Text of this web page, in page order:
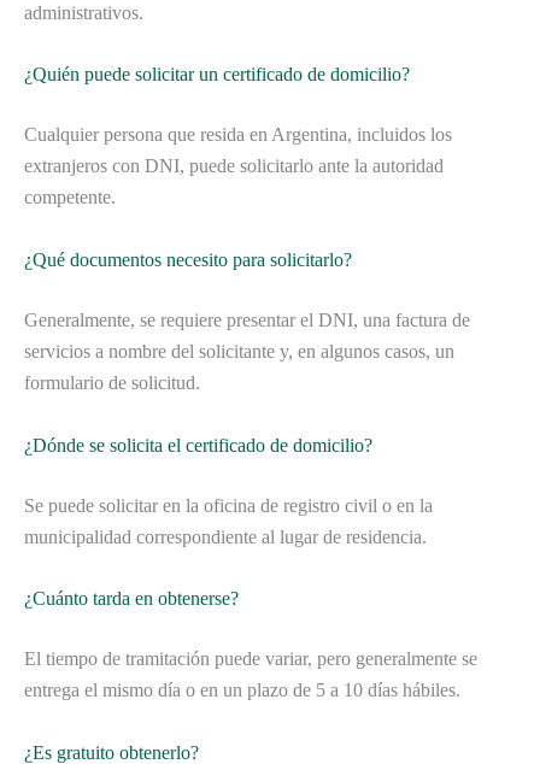
administrativos.
¿Quién puede solicitar un certificado de domicilio?
Cualquier persona que resida en Argentina, incluidos los
extranjeros con DNI, puede solicitarlo ante la autoridad
competente.
¿Qué documentos necesito para solicitarlo?
Generalmente, se requiere presentar el DNI, una factura de
servicios a nombre del solicitante y, en algunos casos, un
formulario de solicitud.
¿Dónde se solicita el certificado de domicilio?
Se puede solicitar en la oficina de registro civil o en la
municipalidad correspondiente al lugar de residencia.
¿Cuánto tarda en obtenerse?
El tiempo de tramitación puede variar, pero generalmente se
entrega el mismo día o en un plazo de 5 a 10 días hábiles.
¿Es gratuito obtenerlo?